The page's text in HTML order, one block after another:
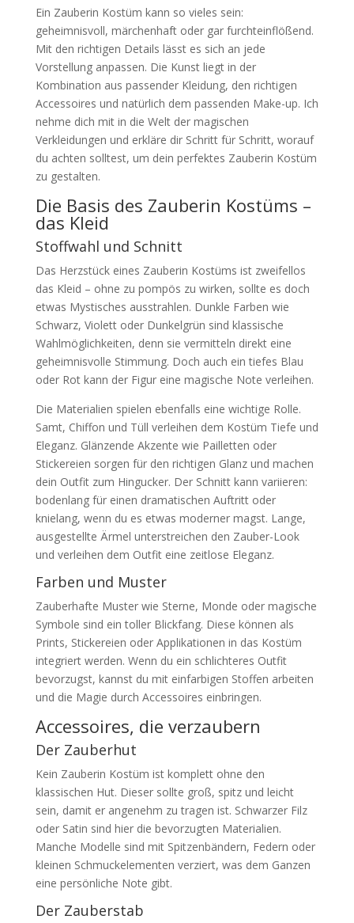
Ein Zauberin Kostüm kann so vieles sein:
geheimnisvoll, märchenhaft oder gar furchteinflößend.
Mit den richtigen Details lässt es sich an jede
Vorstellung anpassen. Die Kunst liegt in der
Kombination aus passender Kleidung, den richtigen
Accessoires und natürlich dem passenden Make-up. Ich
nehme dich mit in die Welt der magischen
Verkleidungen und erkläre dir Schritt für Schritt, worauf
du achten solltest, um dein perfektes Zauberin Kostüm
zu gestalten.
Die Basis des Zauberin Kostüms –
das Kleid
Stoffwahl und Schnitt
Das Herzstück eines Zauberin Kostüms ist zweifellos
das Kleid – ohne zu pompös zu wirken, sollte es doch
etwas Mystisches ausstrahlen. Dunkle Farben wie
Schwarz, Violett oder Dunkelgrün sind klassische
Wahlmöglichkeiten, denn sie vermitteln direkt eine
geheimnisvolle Stimmung. Doch auch ein tiefes Blau
oder Rot kann der Figur eine magische Note verleihen.
Die Materialien spielen ebenfalls eine wichtige Rolle.
Samt, Chiffon und Tüll verleihen dem Kostüm Tiefe und
Eleganz. Glänzende Akzente wie Pailletten oder
Stickereien sorgen für den richtigen Glanz und machen
dein Outfit zum Hingucker. Der Schnitt kann variieren:
bodenlang für einen dramatischen Auftritt oder
knielang, wenn du es etwas moderner magst. Lange,
ausgestellte Ärmel unterstreichen den Zauber-Look
und verleihen dem Outfit eine zeitlose Eleganz.
Farben und Muster
Zauberhafte Muster wie Sterne, Monde oder magische
Symbole sind ein toller Blickfang. Diese können als
Prints, Stickereien oder Applikationen in das Kostüm
integriert werden. Wenn du ein schlichteres Outfit
bevorzugst, kannst du mit einfarbigen Stoffen arbeiten
und die Magie durch Accessoires einbringen.
Accessoires, die verzaubern
Der Zauberhut
Kein Zauberin Kostüm ist komplett ohne den
klassischen Hut. Dieser sollte groß, spitz und leicht
sein, damit er angenehm zu tragen ist. Schwarzer Filz
oder Satin sind hier die bevorzugten Materialien.
Manche Modelle sind mit Spitzenbändern, Federn oder
kleinen Schmuckelementen verziert, was dem Ganzen
eine persönliche Note gibt.
Der Zauberstab